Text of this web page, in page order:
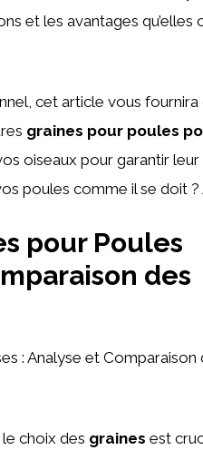
et les avantages qu’elles
cet article vous fournira
graines pour poules
oiseaux pour garantir
poules comme il se doit ?
pour Poules
des
: Analyse et Comparaison
le choix des graines est